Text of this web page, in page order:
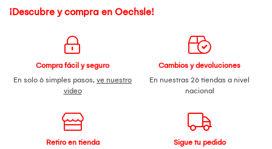
¡Descubre y compra en Oechsle!
Compra fácil y seguro
En solo 6 simples pasos, ve nuestro
video
Cambios y devoluciones
En nuestras 26 tiendas a nivel
nacional
Retiro en tienda
Sigue tu pedido